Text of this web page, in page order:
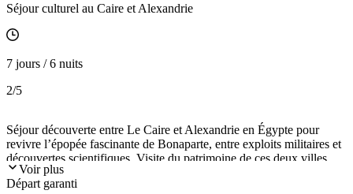
Séjour culturel au Caire et Alexandrie
7 jours / 6 nuits
2/5
Séjour découverte entre Le Caire et Alexandrie en Égypte pour
revivre l’épopée fascinante de Bonaparte, entre exploits militaires et
découvertes scientifiques. Visite du patrimoine de ces deux villes
emblématiques : pyramides de Gizeh, musée de la civilisation
égyptienne, Grand Musée égyptien (GEM), Société de géographie,
Voir plus
Départ garanti